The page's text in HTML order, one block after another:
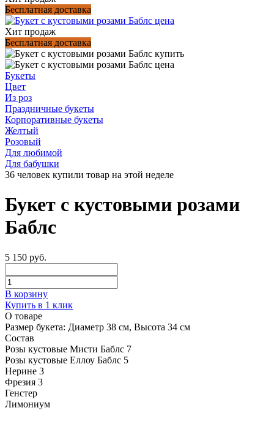
Бесплатная доставка
Хит продаж
Бесплатная доставка
Букеты
Цвет
Из роз
Праздничные букеты
Корпоративные букеты
Желтый
Розовый
Для любимой
Для бабушки
36 человек купили товар на этой неделе
Букет c кустовыми розами
Баблс
5 150 руб.
В корзину
Купить в 1 клик
О товаре
Размер букета: Диаметр 38 см, Высота 34 см
Состав
Розы кустовые Мисти Баблс 7
Розы кустовые Еллоу Баблс 5
Нерине 3
Фрезия 3
Генстер
Лимониум